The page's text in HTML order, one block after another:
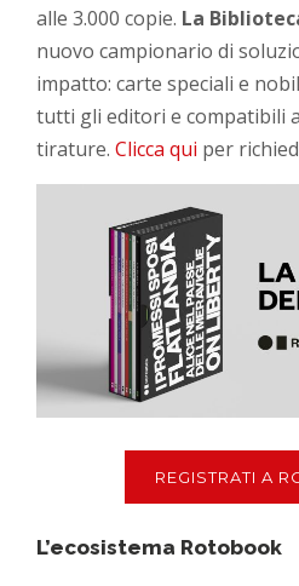
alle 3.000 copie. La
nuovo campionario di
impatto: carte speciali e
tutti gli editori e compatibili
tirature.Clicca qui per
REGISTRATI A
L’ecosistema Rotobook